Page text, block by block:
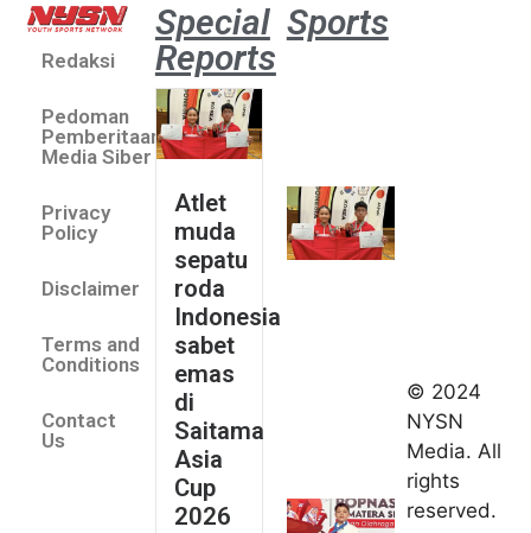
Redaksi
Pedoman
Pemberitaan
Media Siber
Privacy
Policy
Disclaimer
Terms and
Conditions
Contact
Us
Special
Reports
Atlet
muda
sepatu
roda
Indonesia
sabet
emas
di
Saitama
Asia
Cup
2026
Sports
2026
Indonesia
kirim tiga
lifter
muda ke
© 2024
NYSN
Media. All
rights
reserved.